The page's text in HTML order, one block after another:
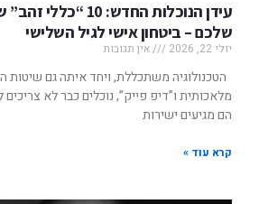
עידן הנוכלות החדש: 10
שלכם – ביטחון אישי לגיל השלישי
יולי 22, 2026 אין תגובות
הטכנולוגיה משתכללת, ויחד איתה גם שיטות
מלאכותית ו”דיפ פייק”, נוכלים כבר לא
הם מגיעים ישירות
קרא עוד »